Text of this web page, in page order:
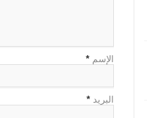
الإسم *
البريد *